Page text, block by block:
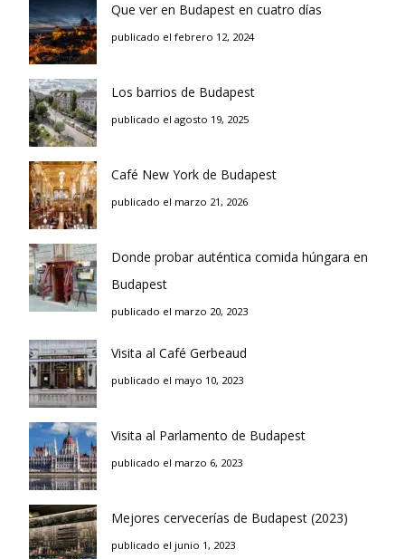
Que ver en Budapest en cuatro días
publicado el febrero 12, 2024
Los barrios de Budapest
publicado el agosto 19, 2025
Café New York de Budapest
publicado el marzo 21, 2026
Donde probar auténtica comida húngara en
Budapest
publicado el marzo 20, 2023
Visita al Café Gerbeaud
publicado el mayo 10, 2023
Visita al Parlamento de Budapest
publicado el marzo 6, 2023
Mejores cervecerías de Budapest (2023)
publicado el junio 1, 2023